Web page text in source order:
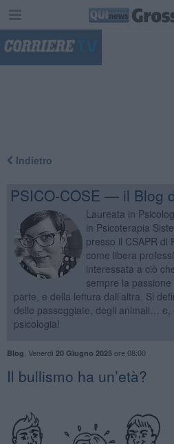
Indietro
PSICO-COSE — il Blog
Laureata in
in Psicoterapia
presso il CSAPR di
come libera
interessata a ciò
sempre la
parte, e della lettura dall’altra. Si
delle passeggiate, degli animali… e,
psicologia!
Blog Venerdì 20 Giugno 2025ore 08:00
​Il bullismo ha un’età?